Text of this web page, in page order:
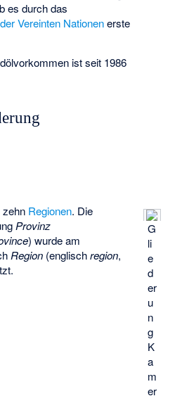
es durch das
Vereinten Nationenerste
ist seit 1986
G
li
e
d
er
u
n
g
K
a
m
er
zehn Regionen. Die
Provinz
) wurde am
Region (englischregion,